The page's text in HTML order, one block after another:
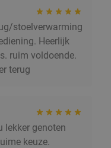
stoelverwarming
Heerlijk
ruim voldoende.
terug
lekker genoten
keuze.